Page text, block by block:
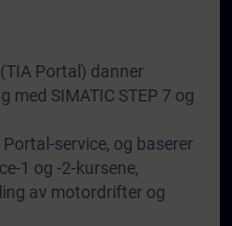
Portal) danner
SIMATIC STEP 7 og
service, og baserer
1 og -2-kursene,
av motordrifter og